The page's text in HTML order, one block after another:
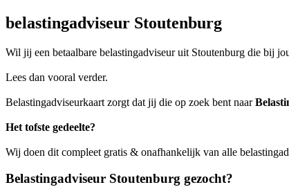
belastingadviseur Stoutenburg
Wil jij een betaalbare belastingadviseur uit Stoutenburg die bij
Lees dan vooral verder.
Belastingadviseurkaart zorgt dat jij die op zoek bent naar
Het tofste gedeelte?
Wij doen dit compleet gratis & onafhankelijk van alle
Belastingadviseur Stoutenburg gezocht?